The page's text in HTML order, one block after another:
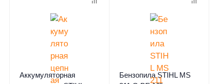
Аккумуляторная
Бензопила STIHL MS